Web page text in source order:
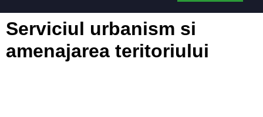
Serviciul urbanism si
amenajarea teritoriului